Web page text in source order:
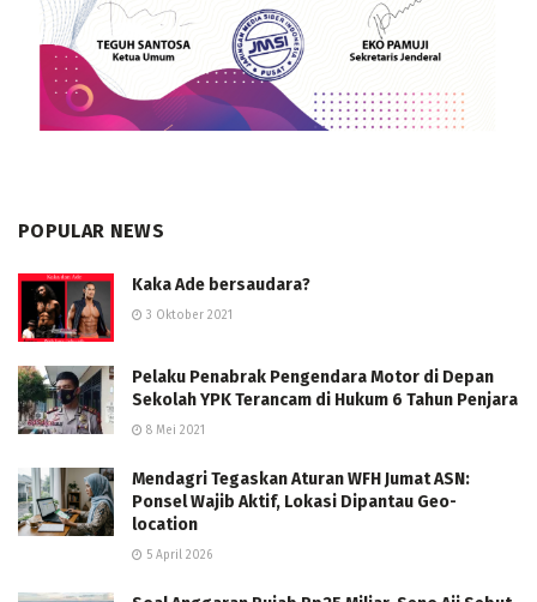
POPULAR NEWS
Kaka Ade bersaudara?
3 Oktober 2021
Pelaku Penabrak Pengendara Motor di Depan
Sekolah YPK Terancam di Hukum 6 Tahun Penjara
8 Mei 2021
Mendagri Tegaskan Aturan WFH Jumat ASN:
Ponsel Wajib Aktif, Lokasi Dipantau Geo-
location
5 April 2026